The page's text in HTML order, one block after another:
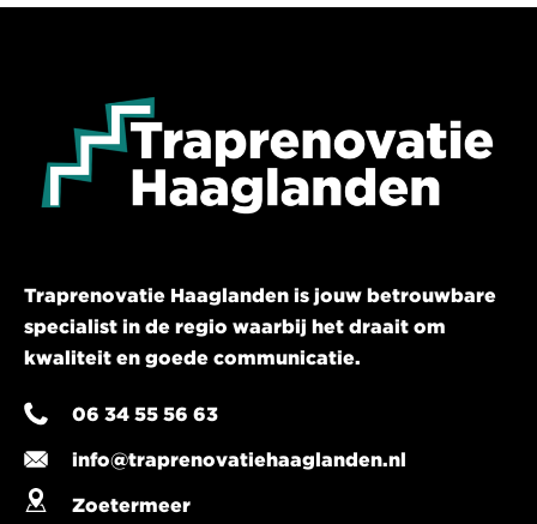
Traprenovatie Haaglanden is jouw betrouwbare
specialist in de regio waarbij het draait om
kwaliteit en goede communicatie.
06 34 55 56 63
info@traprenovatiehaaglanden.nl
Zoetermeer